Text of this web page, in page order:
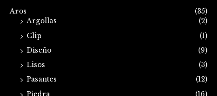
Aros
(35)
Argollas
(2)
Clip
(1)
Diseño
(9)
Lisos
(3)
Pasantes
(12)
Piedra
(16)